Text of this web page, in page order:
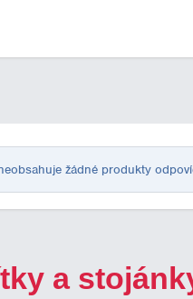
žádné produkty
a